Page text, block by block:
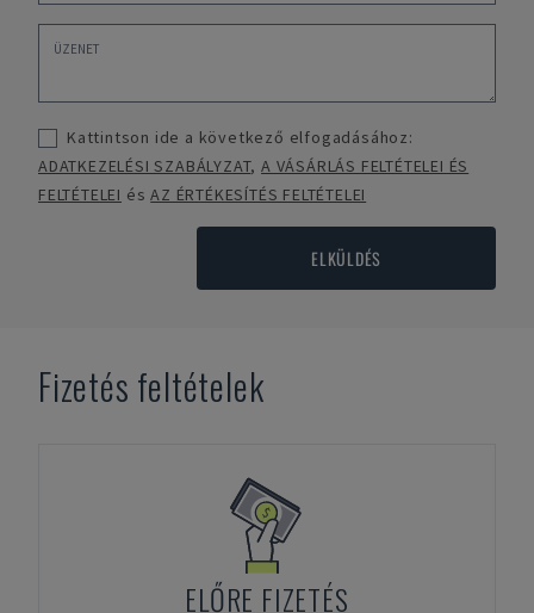
Kattintson ide a következő elfogadásához:
ADATKEZELÉSI SZABÁLYZAT,A VÁSÁRLÁS FELTÉTELEI ÉS
FELTÉTELEI ésAZ ÉRTÉKESÍTÉS FELTÉTELEI
ELKÜLDÉS
Fizetés feltételek
ELŐRE FIZETÉS